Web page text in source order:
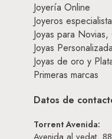
Joyería Online
Joyeros
Joyas para
Joyas
Joyas de oro y
Primeras marcas
Datos de
Torrent Avenida: